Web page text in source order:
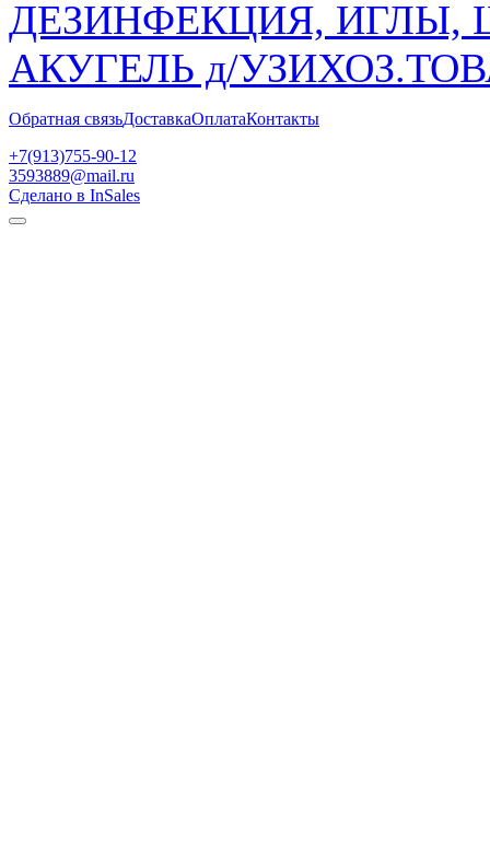
ДЕЗИНФЕКЦИЯ, ИГЛЫ,
АКУГЕЛЬ д/УЗИ
Обратная связьДоставкаОплатаКонтакты
+7(913)755-90-12
3593889@mail.ru
Сделано в InSales